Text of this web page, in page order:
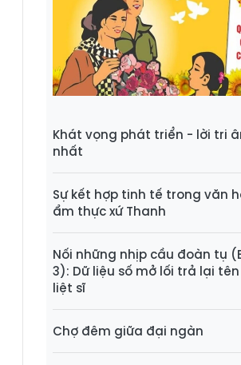
Khát vọng phát triển - lời tri
nhất
Sự kết hợp tinh tế trong văn
ẩm thực xứ Thanh
Nối những nhịp cầu đoàn tụ
3): Dữ liệu số mở lối trả lại
liệt sĩ
Chợ đêm giữa đại ngàn